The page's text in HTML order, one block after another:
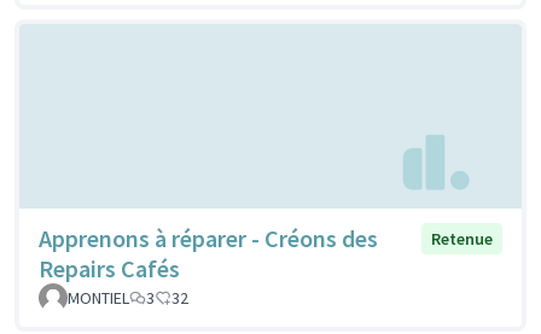
Apprenons à réparer - Créons des
Repairs Cafés
Retenue
MONTIEL 3 32